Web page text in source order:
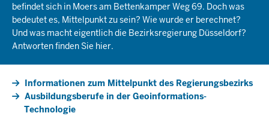
befindet sich in Moers am Bettenkamper Weg 69. Doch was
bedeutet es, Mittelpunkt zu sein? Wie wurde er berechnet?
Und was macht eigentlich die Bezirksregierung Düsseldorf?
Antworten finden Sie hier.
Informationen zum Mittelpunkt des Regierungsbezirks
Ausbildungsberufe in der Geoinformations-
Technologie